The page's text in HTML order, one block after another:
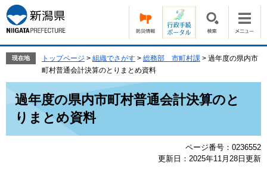
ー
ジ
の
で
す。
ニ
ュ
ー
ば
現在地 トップページ > 組織でさがす > 総務部 市町村課 > 過年度の県内市
町村普通会計決算のとりまとめ資料
過年度の県内市町村普通会計決算のと
りまとめ資料
ページ番号：0236552
更新日：2025年11月28日更新